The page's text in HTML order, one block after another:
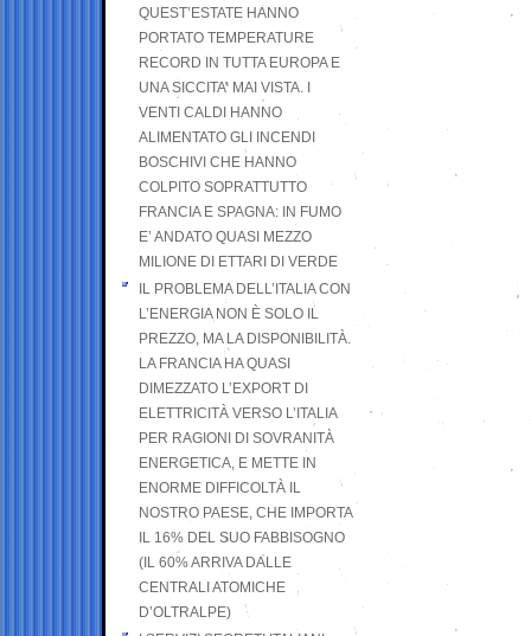
QUEST’ESTATE HANNO
PORTATO TEMPERATURE
RECORD IN TUTTA EUROPA E
UNA SICCITA’ MAI VISTA. I
VENTI CALDI HANNO
ALIMENTATO GLI INCENDI
BOSCHIVI CHE HANNO
COLPITO SOPRATTUTTO
FRANCIA E SPAGNA: IN FUMO
E’ ANDATO QUASI MEZZO
MILIONE DI ETTARI DI VERDE
IL PROBLEMA DELL’ITALIA CON
L’ENERGIA NON È SOLO IL
PREZZO, MA LA DISPONIBILITÀ.
LA FRANCIA HA QUASI
DIMEZZATO L’EXPORT DI
ELETTRICITÀ VERSO L’ITALIA
PER RAGIONI DI SOVRANITÀ
ENERGETICA, E METTE IN
ENORME DIFFICOLTÀ IL
NOSTRO PAESE, CHE IMPORTA
IL 16% DEL SUO FABBISOGNO
(IL 60% ARRIVA DALLE
CENTRALI ATOMICHE
D’OLTRALPE)